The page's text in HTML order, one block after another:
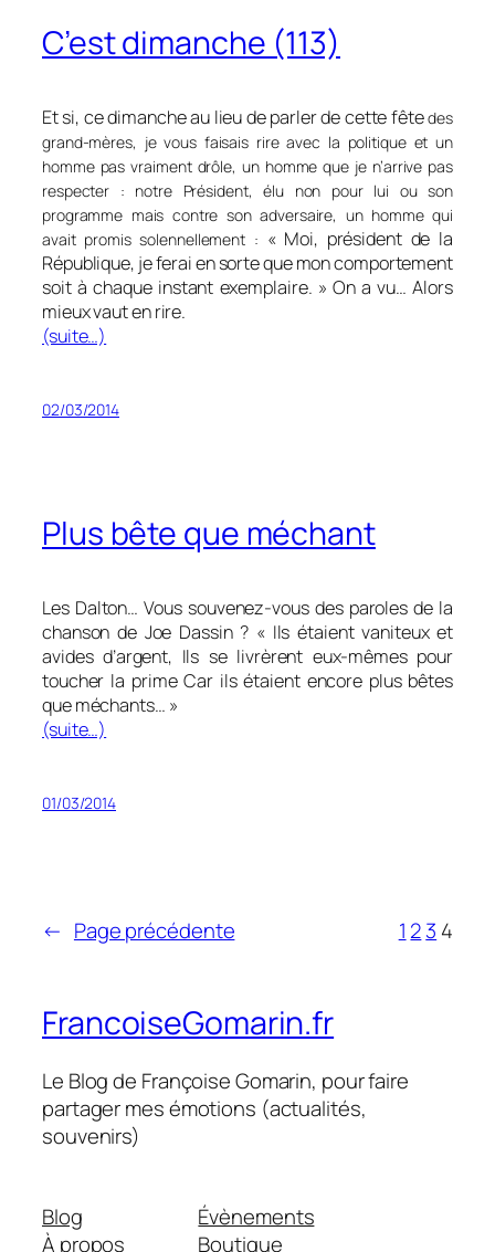
C’est dimanche (113)
Et si, ce dimanche au lieu de parler de cette fêtedes
grand-mères, je vous faisais rire avec la politique et un
homme pas vraiment drôle, un homme que je n’arrive pas
respecter : notre Président, élu non pour lui ou son
programme mais contre son adversaire, un homme qui
avait promis solennellement : «Moi, président de la
République, je ferai en sorte que mon comportement
soit à chaque instant exemplaire. » On a vu… Alors
mieux vaut en rire.
(suite…)
02/03/2014
Plus bête que méchant
Les Dalton… Vous souvenez-vous des paroles de la
chanson de Joe Dassin ? « Ils étaient vaniteux et
avides d’argent, Ils se livrèrent eux-mêmes pour
toucher la prime Car ils étaient encore plus bêtes
que méchants… »
(suite…)
01/03/2014
← Page précédente 1 23 4
FrancoiseGomarin.fr
Le Blog de Françoise Gomarin, pour faire
partager mes émotions (actualités,
souvenirs)
Blog
À propos
Évènements
Boutique